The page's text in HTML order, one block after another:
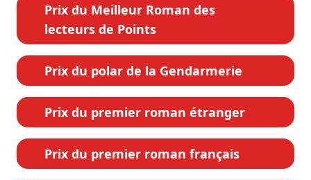
Prix du Meilleur Roman des
lecteurs de Points
Prix du polar de la Gendarmerie
Prix du premier roman étranger
Prix du premier roman français